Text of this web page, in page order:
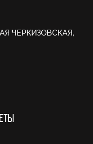
ЧЕРКИЗОВСКАЯ,